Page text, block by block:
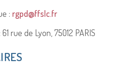
: rgpd@ffslc.fr
rue de Lyon, 75012 PARIS